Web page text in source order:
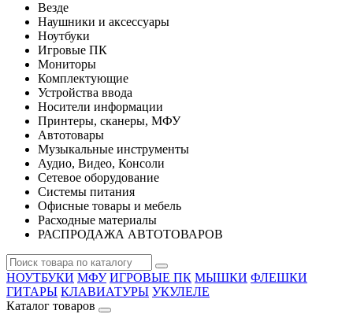
Везде
Наушники и аксессуары
Ноутбуки
Игровые ПК
Мониторы
Комплектующие
Устройства ввода
Носители информации
Принтеры, сканеры, МФУ
Автотовары
Музыкальные инструменты
Аудио, Видео, Консоли
Сетевое оборудование
Системы питания
Офисные товары и мебель
Расходные материалы
РАСПРОДАЖА АВТОТОВАРОВ
НОУТБУКИ МФУ ИГРОВЫЕ ПК МЫШКИ ФЛЕШКИ
ГИТАРЫ КЛАВИАТУРЫ УКУЛЕЛЕ
Каталог товаров